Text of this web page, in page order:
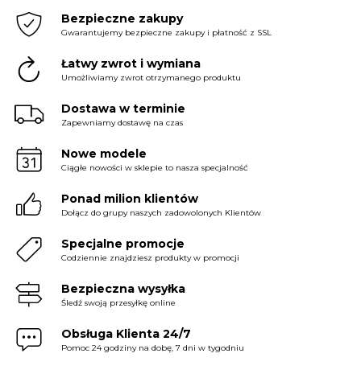
Bezpieczne zakupy
Gwarantujemy bezpieczne zakupy i płatność z SSL
Łatwy zwrot i wymiana
Umożliwiamy zwrot otrzymanego produktu
Dostawa w terminie
Zapewniamy dostawę na czas
Nowe modele
Ciągłe nowości w sklepie to nasza specjalność
Ponad milion klientów
Dołącz do grupy naszych zadowolonych Klientów
Specjalne promocje
Codziennie znajdziesz produkty w promocji
Bezpieczna wysyłka
Śledź swoją przesyłkę online
Obsługa Klienta 24/7
Pomoc 24 godziny na dobę, 7 dni w tygodniu